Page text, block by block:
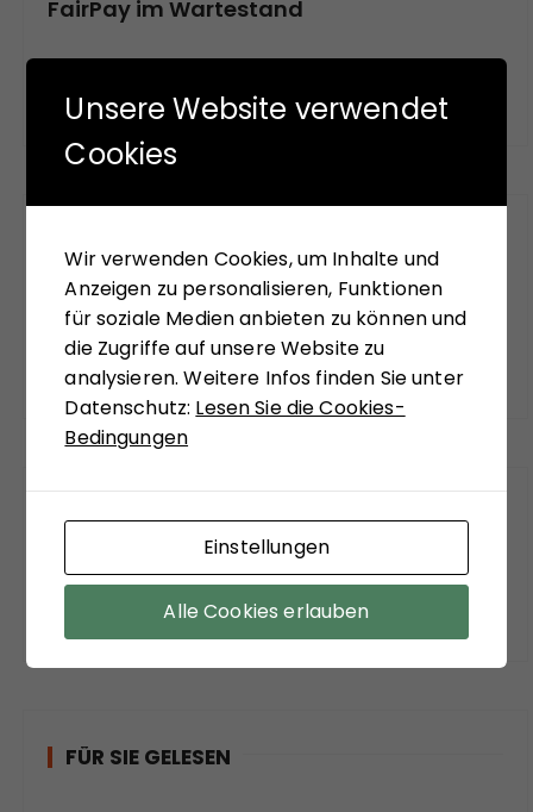
FairPay im Wartestand
Kurz und knapp das, was uns noch aufgefallen
ist.
FUNDSTÜCKE
Das meinen andere.
FÜR SIE GELESEN
Unsere Website verwendet
Cookies
Wir verwenden Cookies, um Inhalte und
Anzeigen zu personalisieren, Funktionen
für soziale Medien anbieten zu können und
die Zugriffe auf unsere Website zu
analysieren. Weitere Infos finden Sie unter
Datenschutz: Lesen Sie die Cookies-
Bedingungen
Einstellungen
Alle Cookies erlauben